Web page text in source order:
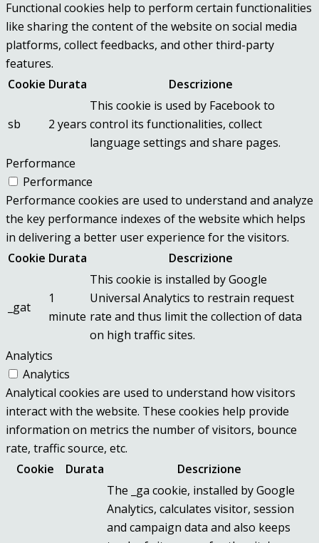
Functional cookies help to perform certain functionalities
like sharing the content of the website on social media
platforms, collect feedbacks, and other third-party
features.
Cookie Durata Descrizione
sb 2 years
This cookie is used by Facebook to
control its functionalities, collect
language settings and share pages.
Performance
Performance
Performance cookies are used to understand and analyze
the key performance indexes of the website which helps
in delivering a better user experience for the visitors.
Cookie Durata Descrizione
_gat
1
minute
This cookie is installed by Google
Universal Analytics to restrain request
rate and thus limit the collection of data
on high traffic sites.
Analytics
Analytics
Analytical cookies are used to understand how visitors
interact with the website. These cookies help provide
information on metrics the number of visitors, bounce
rate, traffic source, etc.
Cookie
Durata
Descrizione
The _ga cookie, installed by Google
Analytics, calculates visitor, session
and campaign data and also keeps